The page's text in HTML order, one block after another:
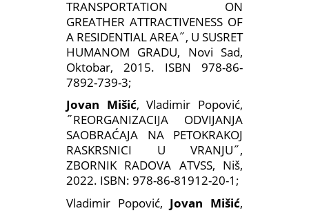
TRANSPORTATION ON
GREATHER ATTRACTIVENESS OF
A RESIDENTIAL AREA˝, U SUSRET
HUMANOM GRADU, Novi Sad,
Oktobar, 2015. ISBN 978-86-
7892-739-3;
Jovan Mišić, Vladimir Popović,
˝REORGANIZACIJA ODVIJANJA
SAOBRAĆAJA NA PETOKRAKOJ
RASKRSNICI U VRANJU˝,
ZBORNIK RADOVA ATVSS, Niš,
2022. ISBN: 978-86-81912-20-1;
Vladimir Popović, Jovan Mišić,